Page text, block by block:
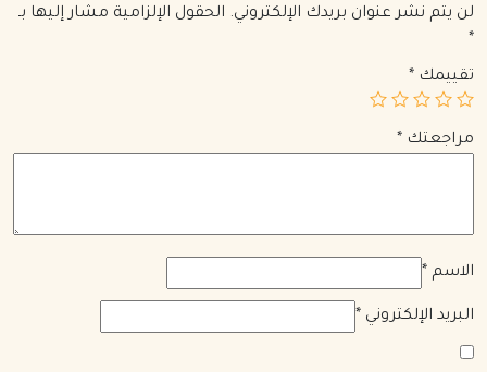
لن يتم نشر عنوان بريدك الإلكتروني. الحقول الإلزامية مشار إليها بـ
*
تقييمك *
مراجعتك *
الاسم *
البريد الإلكتروني *